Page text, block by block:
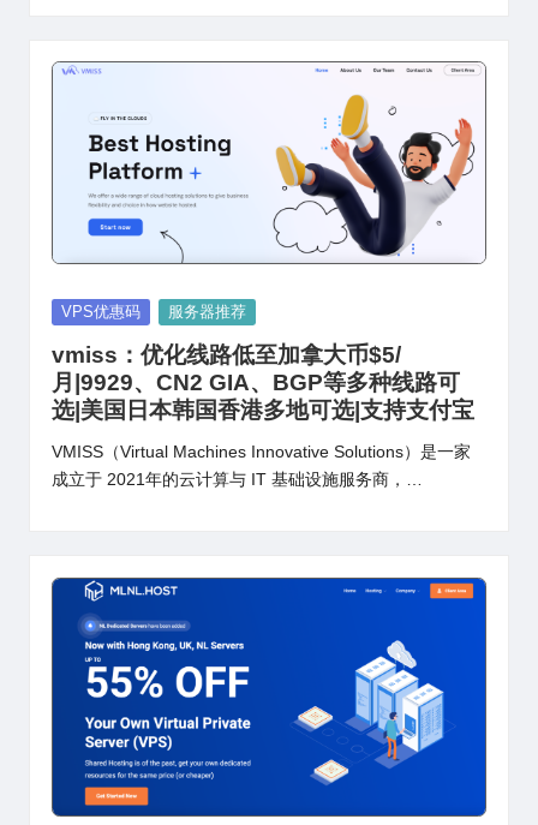
Posted
VPS优惠码 服务器推荐
vmiss：优化线路低至加拿大币$5/
月|9929、CN2 GIA、BGP等多种线路可
选|美国日本韩国香港多地可选|支持支付宝
VMISS（Virtual Machines Innovative Solutions）是一家
成立于 2021年的云计算与 IT 基础设施服务商，…